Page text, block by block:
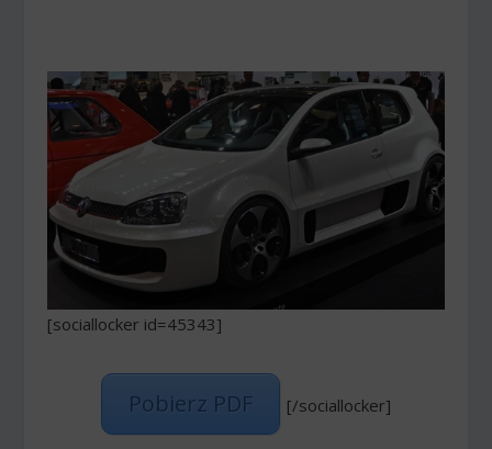
[sociallocker id=45343]
Pobierz PDF [/sociallocker]